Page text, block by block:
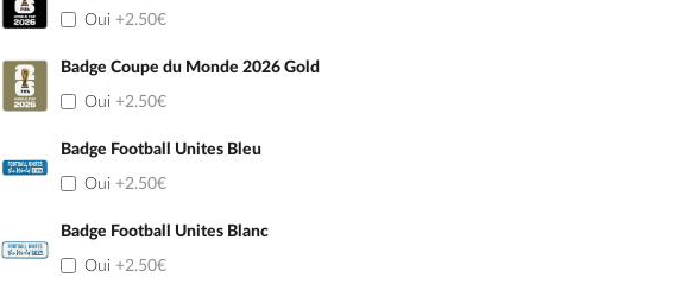
Oui +2.50€
Badge Coupe du Monde 2026 Gold
Oui +2.50€
Badge Football Unites Bleu
Oui +2.50€
Badge Football Unites Blanc
Oui +2.50€